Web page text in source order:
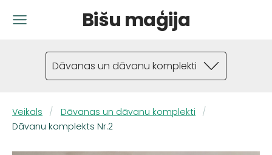
Bišu maģija
Dāvanas un dāvanu komplekti
Veikals
Dāvanas un dāvanu komplekti
Dāvanu komplekts Nr.2